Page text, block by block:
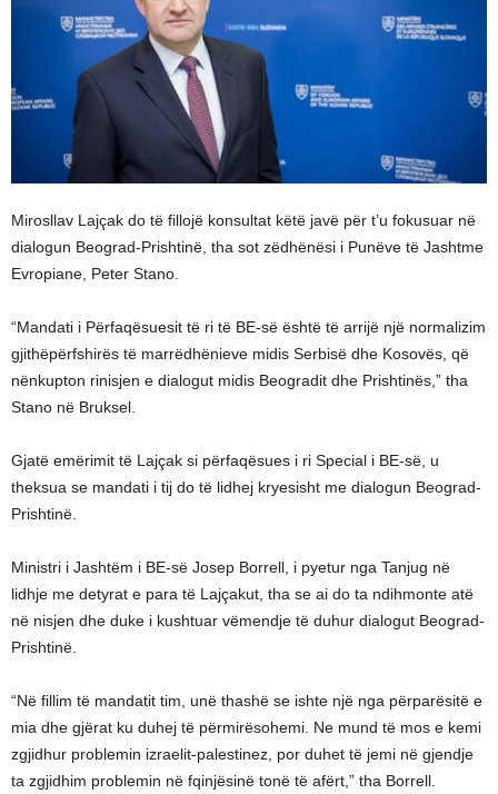
Mirosllav Lajçak do të fillojë konsultat këtë javë për t’u fokusuar në
dialogun Beograd-Prishtinë, tha sot zëdhënësi i Punëve të Jashtme
Evropiane, Peter Stano.
“Mandati i Përfaqësuesit të ri të BE-së është të arrijë një normalizim
gjithëpërfshirës të marrëdhënieve midis Serbisë dhe Kosovës, që
nënkupton rinisjen e dialogut midis Beogradit dhe Prishtinës,” tha
Stano në Bruksel.
Gjatë emërimit të Lajçak si përfaqësues i ri Special i BE-së, u
theksua se mandati i tij do të lidhej kryesisht me dialogun Beograd-
Prishtinë.
Ministri i Jashtëm i BE-së Josep Borrell, i pyetur nga Tanjug në
lidhje me detyrat e para të Lajçakut, tha se ai do ta ndihmonte atë
në nisjen dhe duke i kushtuar vëmendje të duhur dialogut Beograd-
Prishtinë.
“Në fillim të mandatit tim, unë thashë se ishte një nga përparësitë e
mia dhe gjërat ku duhej të përmirësohemi. Ne mund të mos e kemi
zgjidhur problemin izraelit-palestinez, por duhet të jemi në gjendje
ta zgjidhim problemin në fqinjësinë tonë të afërt,” tha Borrell.